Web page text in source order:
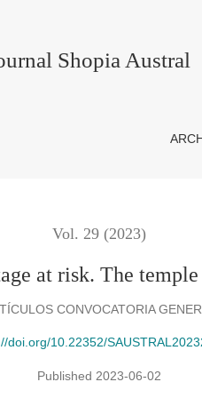
of the Sacramentinos in
Shopia Austral
Vol. 29 (2023)
at risk. The
CONVOCATORIA
doi.org/10.22352/
Published 2023-06-02